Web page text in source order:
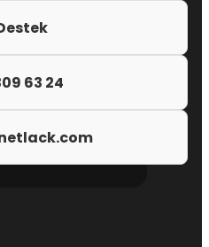
63 24